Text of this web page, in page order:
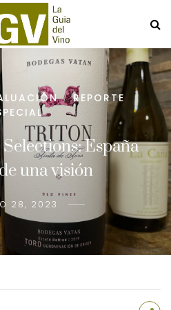
/ REPORTE
España
una visión
28, 2023